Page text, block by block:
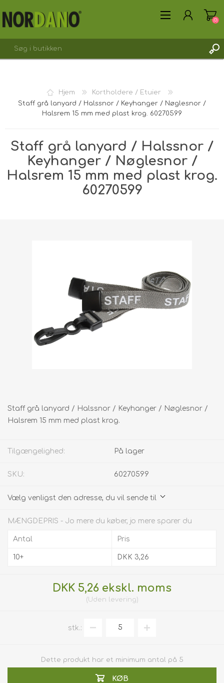
OPRET DIG SOM KUNDE
(0)
Hjem
Kortholdere / Etuier
Staff grå lanyard / Halssnor / Keyhanger / Nøglesnor /
Halsrem 15 mm med plast krog. 60270599
Staff grå lanyard / Halssnor /
Keyhanger / Nøglesnor /
Halsrem 15 mm med plast krog.
60270599
Staff grå lanyard / Halssnor / Keyhanger / Nøglesnor /
Halsrem 15 mm med plast krog.
Tilgængelighed: På lager
SKU: 60270599
Vælg venligst den adresse, du vil sende til
MÆNGDEPRIS - Jo mere du køber, jo mere sparer du
Antal
10+
Pris
DKK 3,26
DKK 5,26 ekskl. moms
Uden levering
stk.:
Dette produkt har et minimum antal på 5
KØB